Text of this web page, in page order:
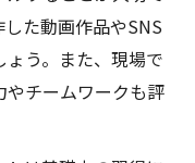
た動画作品やSNS
う。また、現場で
チームワークも評